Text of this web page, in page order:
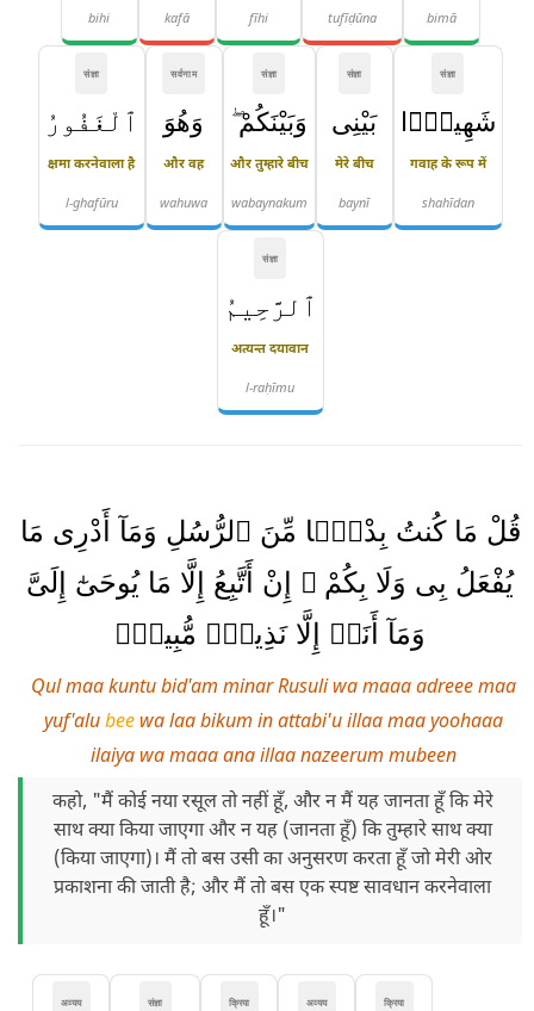
bimā
tufīḍūna
fīhi
kafā
bihi
संज्ञा
شَهِيدًۢا
गवाह के रूप में
shahīdan
संज्ञा
بَيْنِى
मेरे बीच
baynī
संज्ञा
وَبَيْنَكُمْ ۖ
और तुम्हारे बीच
wabaynakum
सर्वनाम
وَهُوَ
और वह
wahuwa
संज्ञा
ٱلْغَفُورُ
क्षमा करनेवाला है
l-ghafūru
संज्ञा
ٱلرَّحِيمُ
अत्यन्त दयावान
l-raḥīmu
قُلْ مَا كُنتُ بِدْعًۭا مِّنَ ٱلرُّسُلِ وَمَآ أَدْرِى مَا
يُفْعَلُ بِى وَلَا بِكُمْ ۖ إِنْ أَتَّبِعُ إِلَّا مَا يُوحَىٰٓ إِلَىَّ
وَمَآ أَنَا۠ إِلَّا نَذِيرٌۭ مُّبِينٌۭ
Qul maa kuntu bid'am minar Rusuli wa maaa adreee maa
yuf'alubeewa laa bikum in attabi'u illaa maa yoohaaa
ilaiya wa maaa ana illaa nazeerum mubeen
कहो, "मैं कोई नया रसूल तो नहीं हूँ, और न मैं यह जानता हूँ कि मेरे
साथ क्या किया जाएगा और न यह (जानता हूँ) कि तुम्हारे साथ क्या
(किया जाएगा)। मैं तो बस उसी का अनुसरण करता हूँ जो मेरी ओर
प्रकाशना की जाती है; और मैं तो बस एक स्पष्ट सावधान करनेवाला
हूँ।"
क्रिया
अव्यय
क्रिया
संज्ञा
अव्यय